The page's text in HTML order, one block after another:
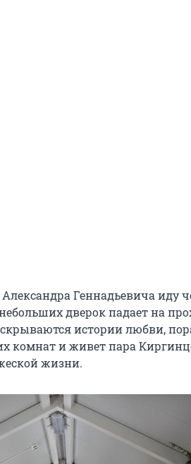
Геннадьевича иду
дверок падает на
истории любви,
комнат и живет пара
жизни.